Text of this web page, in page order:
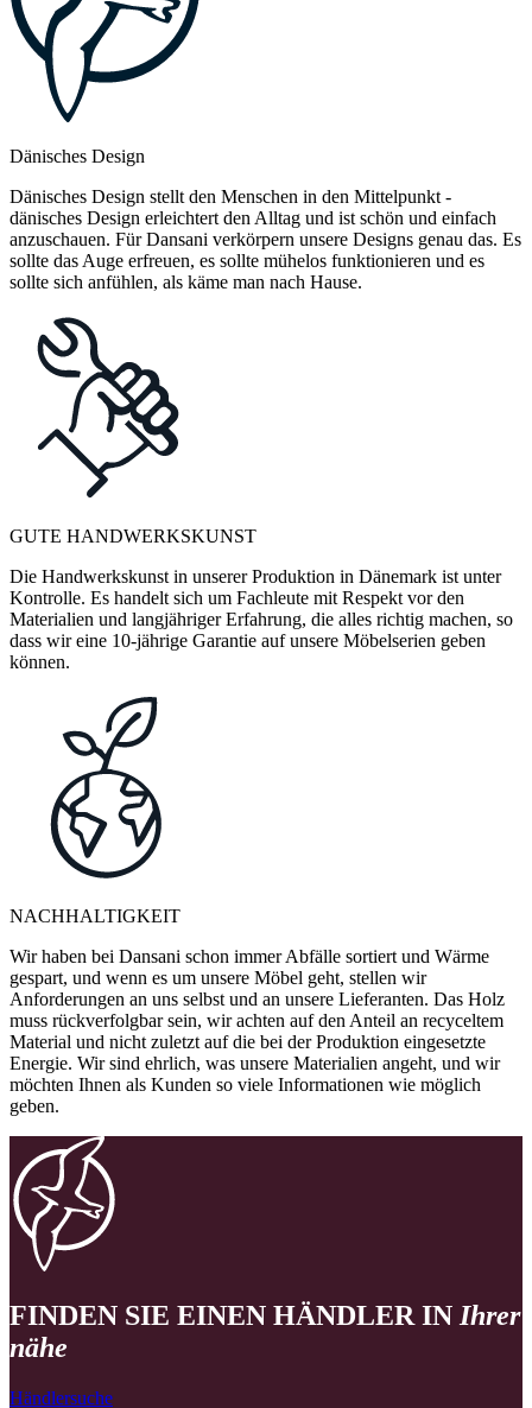
Dänisches Design
Dänisches Design stellt den Menschen in den Mittelpunkt -
dänisches Design erleichtert den Alltag und ist schön und einfach
anzuschauen. Für Dansani verkörpern unsere Designs genau das. Es
sollte das Auge erfreuen, es sollte mühelos funktionieren und es
sollte sich anfühlen, als käme man nach Hause.
GUTE HANDWERKSKUNST
Die Handwerkskunst in unserer Produktion in Dänemark ist unter
Kontrolle. Es handelt sich um Fachleute mit Respekt vor den
Materialien und langjähriger Erfahrung, die alles richtig machen, so
dass wir eine 10-jährige Garantie auf unsere Möbelserien geben
können.
NACHHALTIGKEIT
Wir haben bei Dansani schon immer Abfälle sortiert und Wärme
gespart, und wenn es um unsere Möbel geht, stellen wir
Anforderungen an uns selbst und an unsere Lieferanten. Das Holz
muss rückverfolgbar sein, wir achten auf den Anteil an recyceltem
Material und nicht zuletzt auf die bei der Produktion eingesetzte
Energie. Wir sind ehrlich, was unsere Materialien angeht, und wir
möchten Ihnen als Kunden so viele Informationen wie möglich
geben.
FINDEN SIE EINEN HÄNDLER IN Ihrer
nähe
Händlersuche